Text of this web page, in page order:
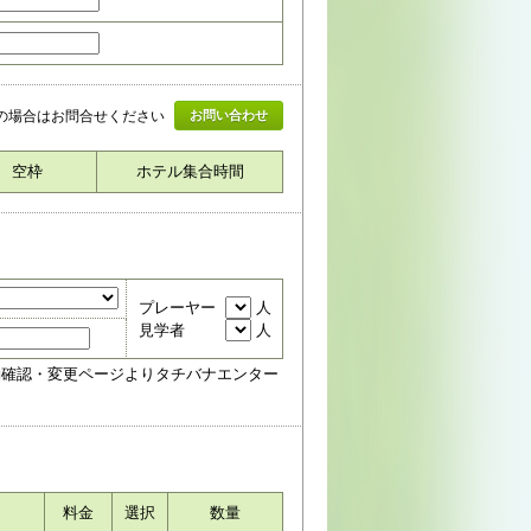
場合はお問合せください お問い合わせ
空枠 ホテル集合時間
プレーヤー
人
見学者
人
認・変更ページよりタチバナエンター
料金 選択 数量